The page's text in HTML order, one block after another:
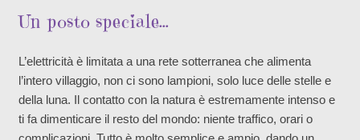
Un posto speciale…
L’elettricità è limitata a una rete sotterranea che alimenta
l’intero villaggio, non ci sono lampioni, solo luce delle stelle e
della luna. Il contatto con la natura è estremamente intenso e
ti fa dimenticare il resto del mondo: niente traffico, orari o